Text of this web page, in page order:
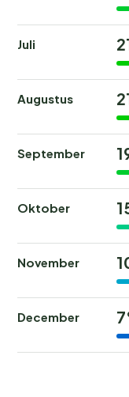
Juli
Augustus
September
Oktober
November
December